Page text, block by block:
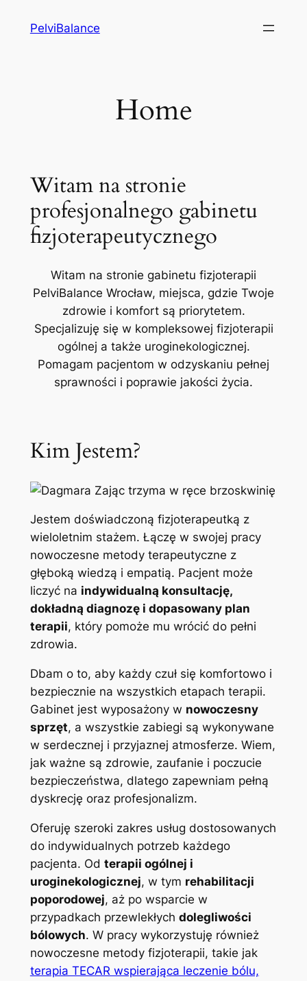
PelviBalance
Home
Witam na stronie
profesjonalnego gabinetu
fizjoterapeutycznego
Witam na stronie gabinetu fizjoterapii
PelviBalance Wrocław, miejsca, gdzie Twoje
zdrowie i komfort są priorytetem.
Specjalizuję się w kompleksowej fizjoterapii
ogólnej a także uroginekologicznej.
Pomagam pacjentom w odzyskaniu pełnej
sprawności i poprawie jakości życia.
Kim Jestem?
Jestem doświadczoną fizjoterapeutką z
wieloletnim stażem. Łączę w swojej pracy
nowoczesne metody terapeutyczne z
głęboką wiedzą i empatią. Pacjent może
liczyć na indywidualną konsultację,
dokładną diagnozę i dopasowany plan
terapii, który pomoże mu wrócić do pełni
zdrowia.
Dbam o to, aby każdy czuł się komfortowo i
bezpiecznie na wszystkich etapach terapii.
Gabinet jest wyposażony w nowoczesny
sprzęt, a wszystkie zabiegi są wykonywane
w serdecznej i przyjaznej atmosferze. Wiem,
jak ważne są zdrowie, zaufanie i poczucie
bezpieczeństwa, dlatego zapewniam pełną
dyskrecję oraz profesjonalizm.
Oferuję szeroki zakres usług dostosowanych
do indywidualnych potrzeb każdego
pacjenta. Od terapii ogólnej i
uroginekologicznej, w tym rehabilitacji
poporodowej, aż po wsparcie w
przypadkach przewlekłych dolegliwości
bólowych. W pracy wykorzystuję również
nowoczesne metody fizjoterapii, takie jak
terapia TECAR wspierająca leczenie bólu,